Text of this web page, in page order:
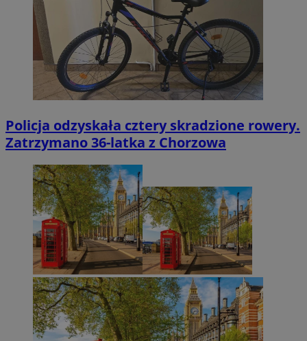
Policja odzyskała cztery skradzione rowery.
Zatrzymano 36-latka z Chorzowa